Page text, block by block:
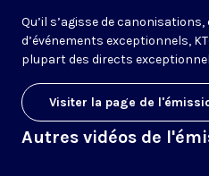
Qu’il s’agisse de
d’événements exceptionnels,
plupart des directs
Visiter la page de
Autres vidéos de